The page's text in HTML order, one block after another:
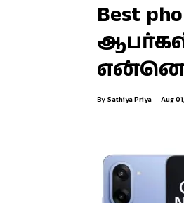
Best
By Sathiya Priya Aug